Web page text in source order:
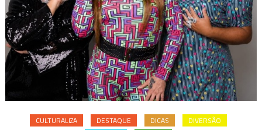
CULTURALIZA DESTAQUE DICAS
DIVERSÃO